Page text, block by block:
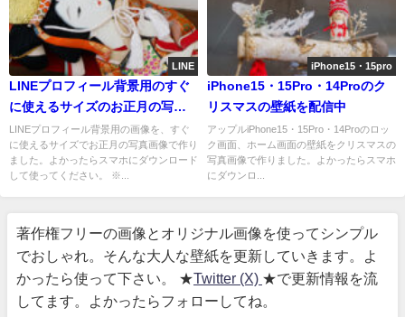
LINE
LINEプロフィール背景用のすぐ
に使えるサイズのお正月の写真
画像を配信中
LINEプロフィール背景用の画像を、すぐ
に使えるサイズでお正月の写真画像で作り
ました。よかったらスマホにダウンロード
して使ってください。 ※...
iPhone15・15pro
iPhone15・15Pro・14Proのク
リスマスの壁紙を配信中
アップルiPhone15・15Pro・14Proのロッ
ク画面、ホーム画面の壁紙をクリスマスの
写真画像で作りました。よかったらスマホ
にダウンロ...
著作権フリーの画像とオリジナル画像を使ってシンプル
でおしゃれ。そんな大人な壁紙を更新していきます。よ
かったら使って下さい。 ★Twitter (X) ★で更新情報を流
してます。よかったらフォローしてね。